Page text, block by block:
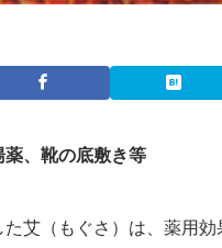
、靴の底敷き等
艾（もぐさ）は、薬用